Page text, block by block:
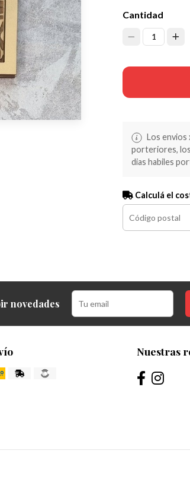
Cantidad
1
Los envios
porteriores, los
dias habiles
Calculá el
novedades
Nuestras